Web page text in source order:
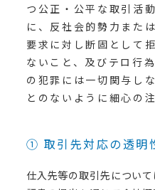
つ公正・公平な取引活
に、反社会的勢力また
要求に対し断固として
ないこと、及びテロ行
の犯罪には一切関与し
とのないように細心の
① 取引先対応の透明
仕入先等の取引先につい